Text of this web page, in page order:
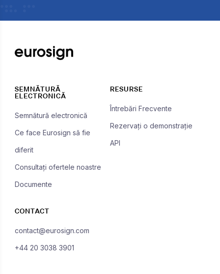
SEMNĂTURĂ
ELECTRONICĂ
Semnătură electronică
Ce face Eurosign să fie
diferit
Consultați ofertele noastre
Documente
RESURSE
Întrebări Frecvente
Rezervați o demonstrație
API
CONTACT
contact@eurosign.com
+44 20 3038 3901